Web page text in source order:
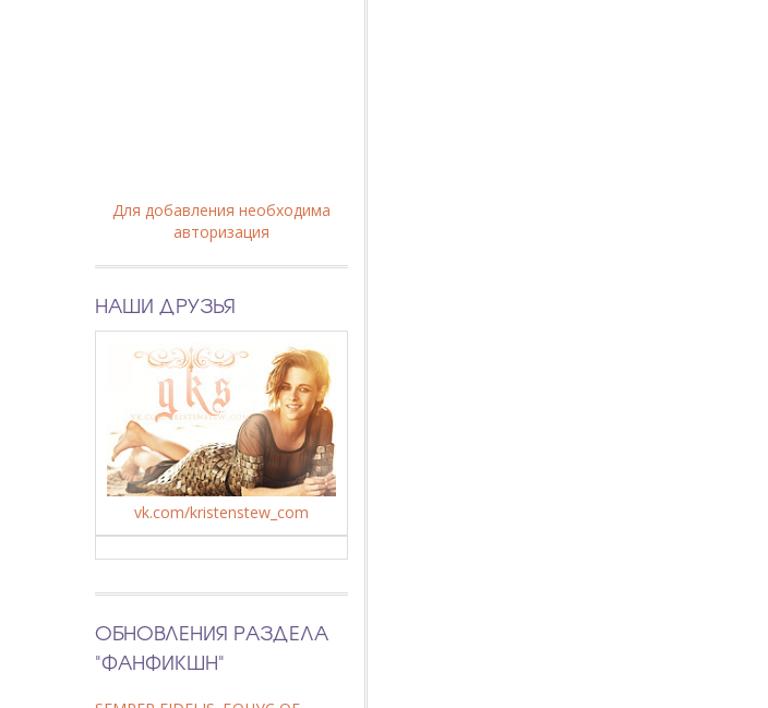
Для добавления необходима
авторизация
НАШИ ДРУЗЬЯ
vk.com/kristenstew_com
ОБНОВЛЕНИЯ РАЗДЕЛА
"ФАНФИКШН"